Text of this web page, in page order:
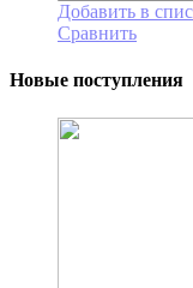
Добавить в
Сравнить
Новые поступления